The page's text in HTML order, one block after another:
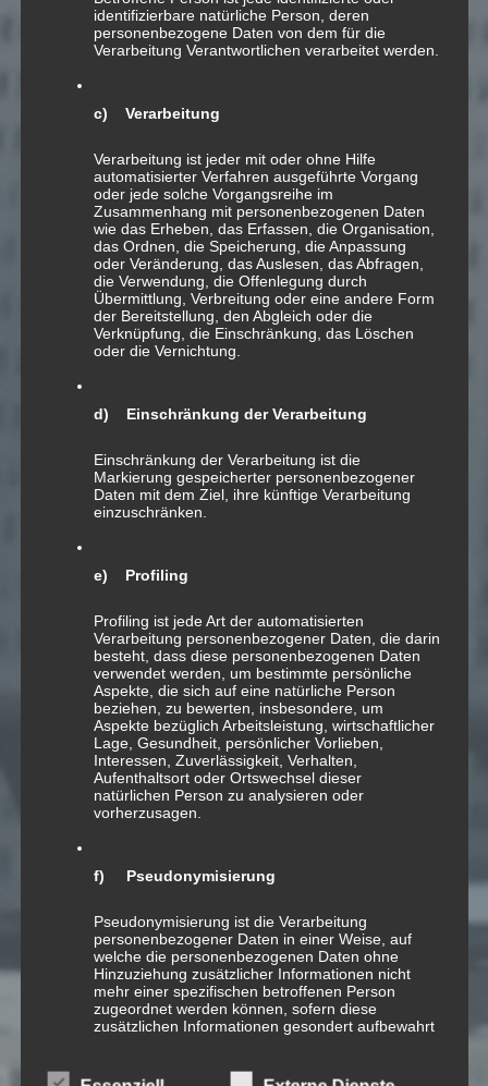
[ √ ] SUISA
24
APR.
7/4 für Schwyzerörgeli
2004; «auf.takt»
[ √ ] SUISA
Wildeggchilbi’03
Schneller Schottisch für Schwyzerörgeli
Audio-
identifizierbare natürliche Person, deren
personenbezogene Daten von dem für die
Verarbeitung Verantwortlichen verarbeitet werden.
c) Verarbeitung
Verarbeitung ist jeder mit oder ohne Hilfe
automatisierter Verfahren ausgeführte Vorgang
oder jede solche Vorgangsreihe im
Zusammenhang mit personenbezogenen Daten
wie das Erheben, das Erfassen, die Organisation,
das Ordnen, die Speicherung, die Anpassung
oder Veränderung, das Auslesen, das Abfragen,
die Verwendung, die Offenlegung durch
Übermittlung, Verbreitung oder eine andere Form
der Bereitstellung, den Abgleich oder die
Verknüpfung, die Einschränkung, das Löschen
oder die Vernichtung.
d) Einschränkung der Verarbeitung
Einschränkung der Verarbeitung ist die
Markierung gespeicherter personenbezogener
Daten mit dem Ziel, ihre künftige Verarbeitung
einzuschränken.
e) Profiling
Profiling ist jede Art der automatisierten
Verarbeitung personenbezogener Daten, die darin
besteht, dass diese personenbezogenen Daten
verwendet werden, um bestimmte persönliche
Aspekte, die sich auf eine natürliche Person
beziehen, zu bewerten, insbesondere, um
Aspekte bezüglich Arbeitsleistung, wirtschaftlicher
Lage, Gesundheit, persönlicher Vorlieben,
Interessen, Zuverlässigkeit, Verhalten,
Aufenthaltsort oder Ortswechsel dieser
natürlichen Person zu analysieren oder
vorherzusagen.
f) Pseudonymisierung
Pseudonymisierung ist die Verarbeitung
personenbezogener Daten in einer Weise, auf
welche die personenbezogenen Daten ohne
Hinzuziehung zusätzlicher Informationen nicht
mehr einer spezifischen betroffenen Person
zugeordnet werden können, sofern diese
zusätzlichen Informationen gesondert aufbewahrt
die personenbezogenen Daten nicht einer